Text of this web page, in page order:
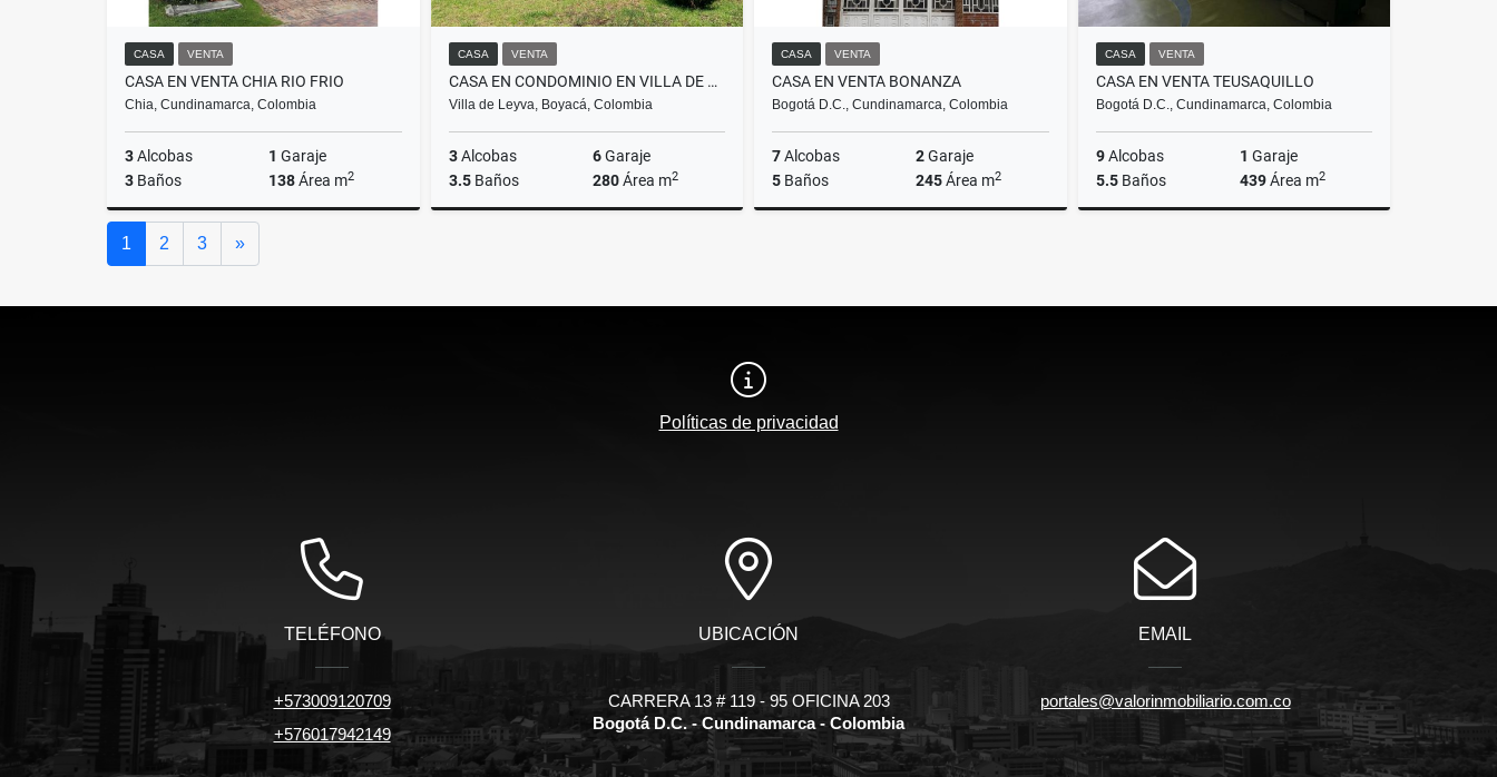
CASA VENTA
CASA EN VENTA CHIA RIO FRIO
Chia, Cundinamarca, Colombia
3Alcobas 1 Garaje
3 Baños 138Área m2
CASA VENTA
CASA EN CONDOMINIO EN VILLA DE LEYVA
Villa de Leyva, Boyacá, Colombia
3Alcobas 6Garaje
3.5Baños 280Área m2
CASA VENTA
CASA EN VENTA BONANZA
Bogotá D.C., Cundinamarca, Colombia
7Alcobas 2Garaje
5 Baños 245Área m2
CASA VENTA
CASA EN VENTA TEUSAQUILLO
Bogotá D.C., Cundinamarca, Colombia
9Alcobas 1 Garaje
5.5Baños 439Área m2
1 2 3 »Siguiente
Políticas de privacidad
TELÉFONO
+573009120709
+576017942149
UBICACIÓN
CARRERA 13 # 119 - 95 OFICINA 203
Bogotá D.C. - Cundinamarca - Colombia
EMAIL
portales@valorinmobiliario.com.co